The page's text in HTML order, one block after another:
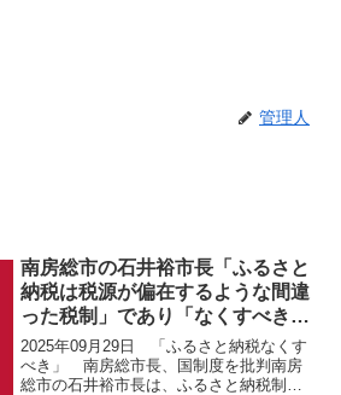
管理人
南房総市の石井裕市長「ふるさと
納税は税源が偏在するような間違
った税制」であり「なくすべき
だ」と強く批判
2025年09月29日 「ふるさと納税なくす
べき」 南房総市長、国制度を批判南房
総市の石井裕市長は、ふるさと納税制度